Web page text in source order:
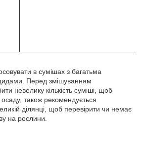
в сумішах з багатьма
Перед змішуванням
невелику кількість суміші, щоб
також рекомендується
ділянці, щоб перевірити чи немає
на рослини.